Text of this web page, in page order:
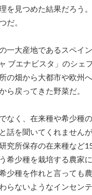
を見つめた結果だろう
だ。
一大産地であるスペイ
ブエナビスタ」のシ
の畑から大都市や欧州
ら戻ってきた野菜だ。
なく、在来種や希少種
話を聞いてくれません
究所保存の在来種など
希少種を栽培する農家
少種を作れと言っても
らないようなインセン